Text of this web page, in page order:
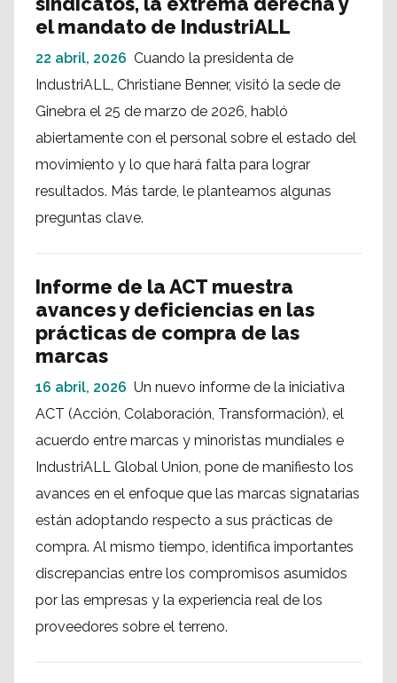
el mandato de IndustriALL
22 abril, 2026 Cuando la presidenta de
IndustriALL, Christiane Benner, visitó la sede de
Ginebra el 25 de marzo de 2026, habló
abiertamente con el personal sobre el estado del
movimiento y lo que hará falta para lograr
resultados. Más tarde, le planteamos algunas
preguntas clave.
Informe de la ACT muestra
avances y deficiencias en las
prácticas de compra de las
marcas
16 abril, 2026 Un nuevo informe de la iniciativa
ACT (Acción, Colaboración, Transformación), el
acuerdo entre marcas y minoristas mundiales e
IndustriALL Global Union, pone de manifiesto los
avances en el enfoque que las marcas signatarias
están adoptando respecto a sus prácticas de
compra. Al mismo tiempo, identifica importantes
discrepancias entre los compromisos asumidos
por las empresas y la experiencia real de los
proveedores sobre el terreno.